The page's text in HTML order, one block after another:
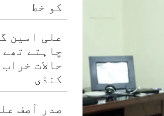
کو خط
علی امین
چاہتے تھے
حالات
کنڈی
صدر آصف